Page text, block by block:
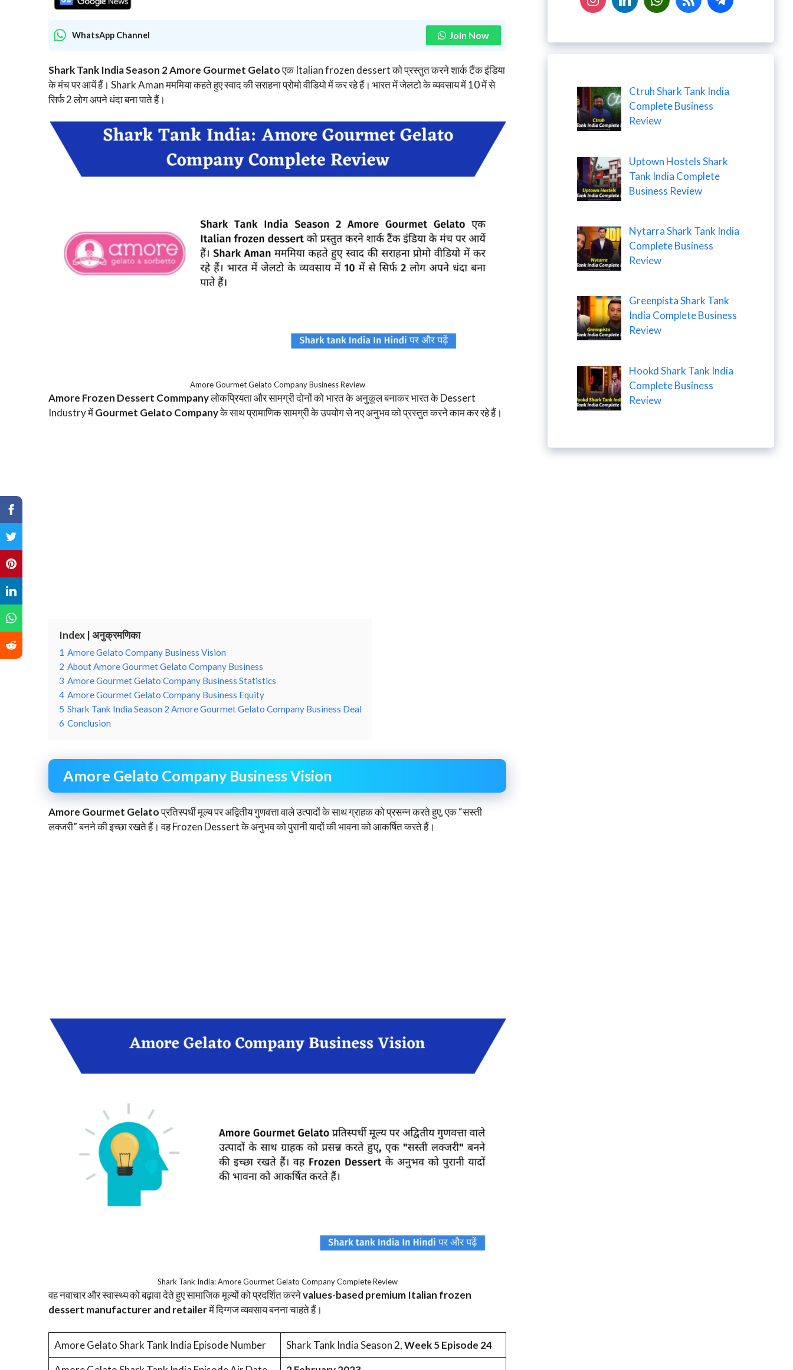
WhatsApp Channel Join Now
Shark Tank India Season 2 Amore Gourmet Gelatoएक Italian frozen dessert को प्रस्तुत करने शार्क टैंक इंडिया
के मंच पर आयें हैं। Shark Aman मममिया कहते हुए स्वाद की सराहना प्रोमो वीडियो में कर रहे हैं। भारत में जेलटो के व्यवसाय में 10 में से
सिर्फ 2 लोग अपने धंदा बना पाते हैं।
Amore Gourmet Gelato Company Business Review
Amore Frozen Dessert Commpanyलोकप्रियता और सामग्री दोनों को भारत के अनुकूल बनाकर भारत के Dessert
Industry मेंGourmet Gelato Companyके साथ प्रामाणिक सामग्री के उपयोग से नए अनुभव को प्रस्तुत करने काम कर रहे हैं।
Index | अनुक्रमणिका
1 Amore Gelato Company Business Vision
2 About Amore Gourmet Gelato Company Business
3 Amore Gourmet Gelato Company Business Statistics
4 Amore Gourmet Gelato Company Business Equity
5 Shark Tank India Season 2 Amore Gourmet Gelato Company Business Deal
6 Conclusion
Amore Gelato Company Business Vision
Amore Gourmet Gelatoप्रतिस्पर्धी मूल्य पर अद्वितीय गुणवत्ता वाले उत्पादों के साथ ग्राहक को प्रसन्न करते हुए, एक “सस्ती
लक्जरी” बनने की इच्छा रखते हैं। वह Frozen Dessert के अनुभव को पुरानी यादों की भावना को आकर्षित करते हैं।
Shark Tank India: Amore Gourmet Gelato Company Complete Review
वह नवाचार और स्वास्थ्य को बढ़ावा देते हुए सामाजिक मूल्यों को प्रदर्शित करनेvalues-based premium Italian frozen
dessert manufacturer and retailerमें दिग्गज व्यवसाय बनना चाहते हैं।
Amore Gelato Shark Tank India Episode Number Shark Tank India Season 2,Week 5 Episode 24
Ctruh Shark Tank India
Complete Business
Review
Uptown Hostels Shark
Tank India Complete
Business Review
Nytarra Shark Tank India
Complete Business
Review
Greenpista Shark Tank
India Complete Business
Review
Hookd Shark Tank India
Complete Business
Review